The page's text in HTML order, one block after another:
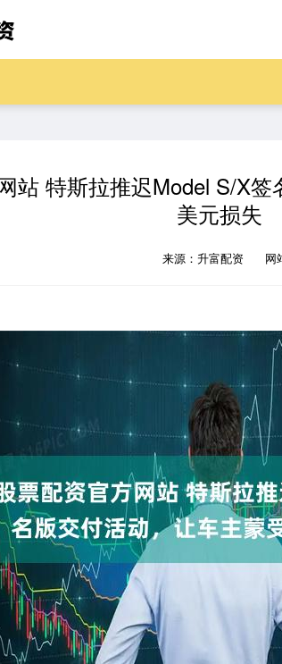
站 特斯拉推迟Model S/X
美元损失
来源：升富配资 网